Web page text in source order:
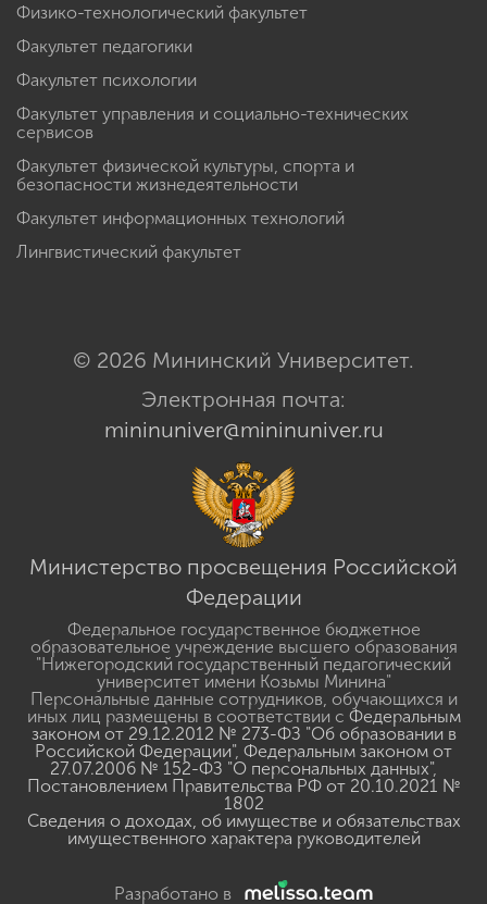
Физико-технологический факультет
Факультет педагогики
Факультет психологии
Факультет управления и социально-технических
сервисов
Факультет физической культуры, спорта и
безопасности жизнедеятельности
Факультет информационных технологий
Лингвистический факультет
© 2026 Мининский Университет.
Электронная почта:
mininuniver@mininuniver.ru
Министерство просвещения Российской
Федерации
Федеральное государственное бюджетное
образовательное учреждение высшего образования
"Нижегородский государственный педагогический
университет имени Козьмы Минина"
Персональные данные сотрудников, обучающихся и
иных лиц размещены в соответствии с Федеральным
законом от 29.12.2012 № 273-ФЗ "Об образовании в
Российской Федерации", Федеральным законом от
27.07.2006 № 152-ФЗ "О персональных данных",
Постановлением Правительства РФ от 20.10.2021 №
1802
Сведения о доходах, об имуществе и обязательствах
имущественного характера руководителей
Разработано в